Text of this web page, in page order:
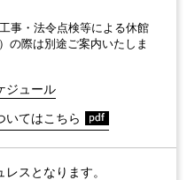
事・法令点検等による休館
の際は別途ご案内いたしま
ジュール
いてはこちら
スとなります。